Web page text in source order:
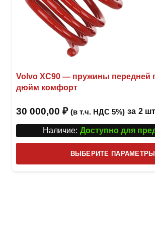
Volvo XC90 — пружины передней
дюйм комфорт
30 000,00 ₽ (в т.ч. НДС 5%) за 2 шт
Наличие: Доступно для
ВЫБЕРИТЕ ПАРАМЕТРЫ